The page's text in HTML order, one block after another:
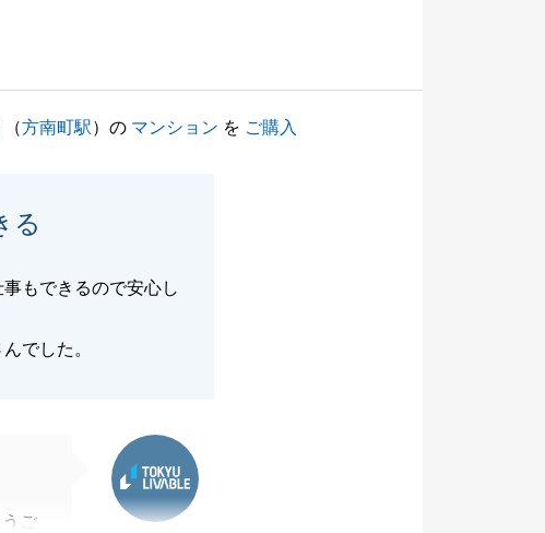
ら
出
（方南町駅）の マンション を ご購入
る
もできるので安心し
でした。
ご